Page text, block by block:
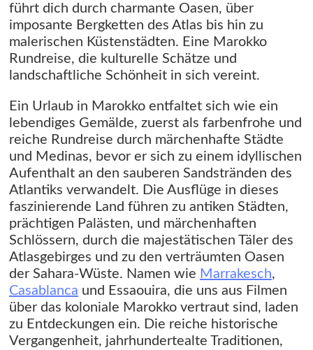
führt dich durch charmante Oasen, über
imposante Bergketten des Atlas bis hin zu
malerischen Küstenstädten. Eine Marokko
Rundreise, die kulturelle Schätze und
landschaftliche Schönheit in sich vereint.
Ein Urlaub in Marokko entfaltet sich wie ein
lebendiges Gemälde, zuerst als farbenfrohe und
reiche Rundreise durch märchenhafte Städte
und Medinas, bevor er sich zu einem idyllischen
Aufenthalt an den sauberen Sandstränden des
Atlantiks verwandelt. Die Ausflüge in dieses
faszinierende Land führen zu antiken Städten,
prächtigen Palästen, und märchenhaften
Schlössern, durch die majestätischen Täler des
Atlasgebirges und zu den verträumten Oasen
der Sahara-Wüste. Namen wie Marrakesch,
Casablanca und Essaouira, die uns aus Filmen
über das koloniale Marokko vertraut sind, laden
zu Entdeckungen ein. Die reiche historische
Vergangenheit, jahrhundertealte Traditionen,